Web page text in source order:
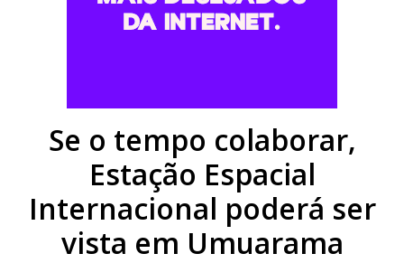
Se o tempo colaborar,
Estação Espacial
Internacional poderá ser
vista em Umuarama